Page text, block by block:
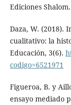
Ediciones Shalom.
Daza, W. (2018).
cualitativo: la
Educación, 3(6).
codigo=6521971
Figueroa, B. y
ensayo mediado